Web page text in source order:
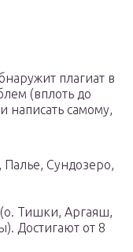
плагиат в
(вплоть до
написать самому,
Палье, Сундозеро,
(о. Тишки, Аргаяш,
Достигают от 8